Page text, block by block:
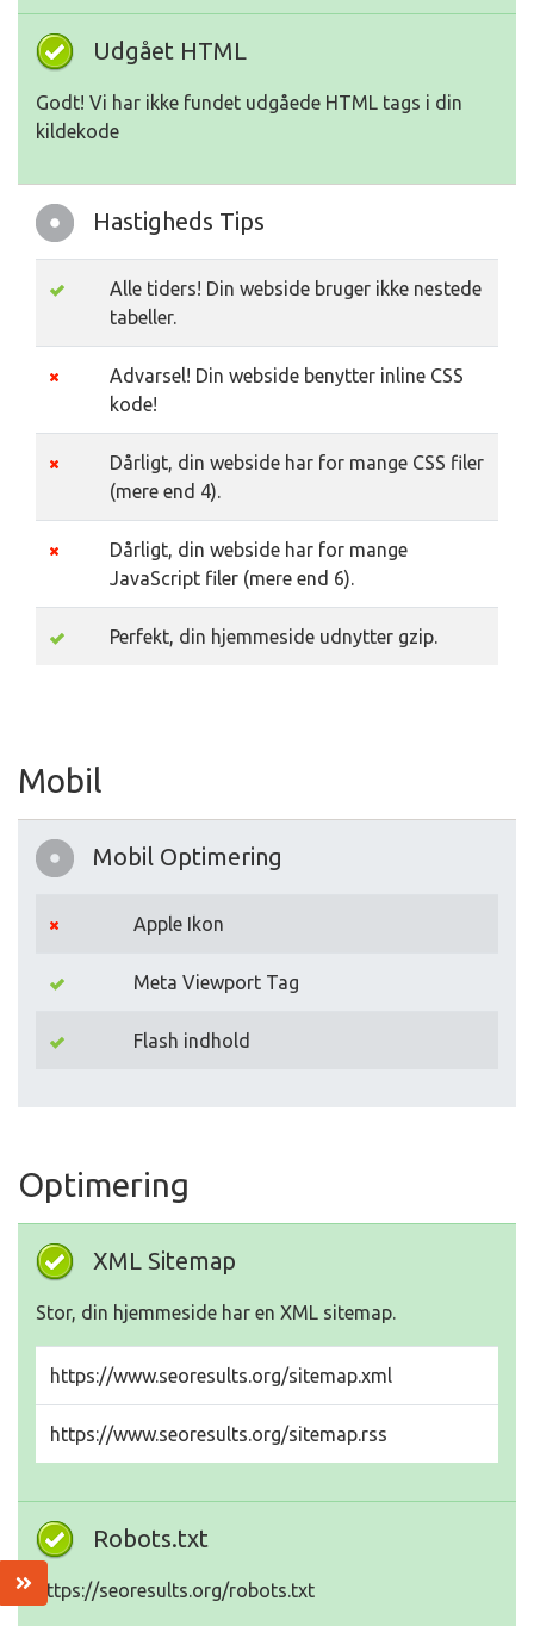
Udgået HTML
Godt! Vi har ikke fundet udgåede HTML tags i din
kildekode
Hastigheds Tips
Alle tiders! Din webside bruger ikke nestede
tabeller.
Advarsel! Din webside benytter inline CSS
kode!
Dårligt, din webside har for mange CSS filer
(mere end 4).
Dårligt, din webside har for mange
JavaScript filer (mere end 6).
Perfekt, din hjemmeside udnytter gzip.
Mobil
Mobil Optimering
Apple Ikon
Meta Viewport Tag
Flash indhold
Optimering
XML Sitemap
Stor, din hjemmeside har en XML sitemap.
https://www.seoresults.org/sitemap.xml
https://www.seoresults.org/sitemap.rss
Robots.txt
https://seoresults.org/robots.txt